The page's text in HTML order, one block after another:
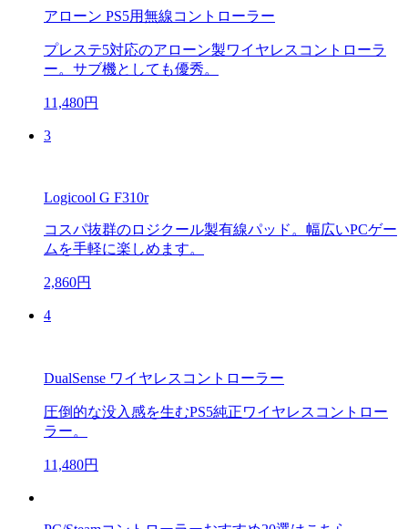
アローン PS5用無線コントローラー
プレステ5対応のアローン製ワイヤレスコントローラ
ー。サブ機としても優秀。
11,480円
3
Logicool G F310r
コスパ抜群のロジクール製有線パッド。幅広いPCゲー
ムを手軽に楽しめます。
2,860円
4
DualSense ワイヤレスコントローラー
圧倒的な没入感を生むPS5純正ワイヤレスコントロー
ラー。
11,480円